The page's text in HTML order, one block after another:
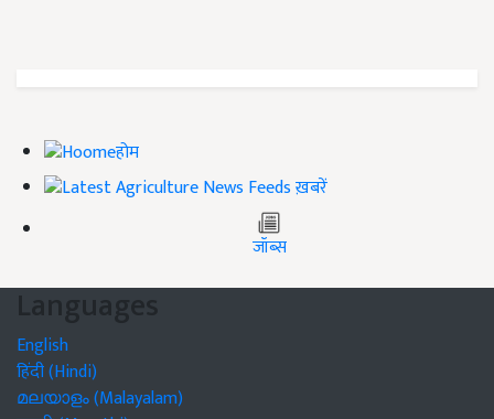
होम
ख़बरें
जॉब्स
Languages
English
हिंदी (Hindi)
മലയാളം (Malayalam)